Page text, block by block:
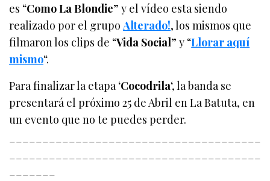
es “Como La Blondie” y el vídeo esta siendo
realizado por el grupoAlterado!, los mismos que
filmaron los clips de “Vida Social” y “Llorar aquí
mismo“.
Para finalizar la etapa ‘Cocodrila‘, la banda se
presentará el próximo 25 de Abril en La Batuta, en
un evento que no te puedes perder.